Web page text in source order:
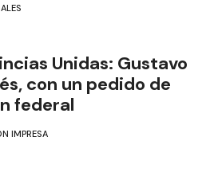
Unidas: Gustavo
con un pedido de
federal
IMPRESA